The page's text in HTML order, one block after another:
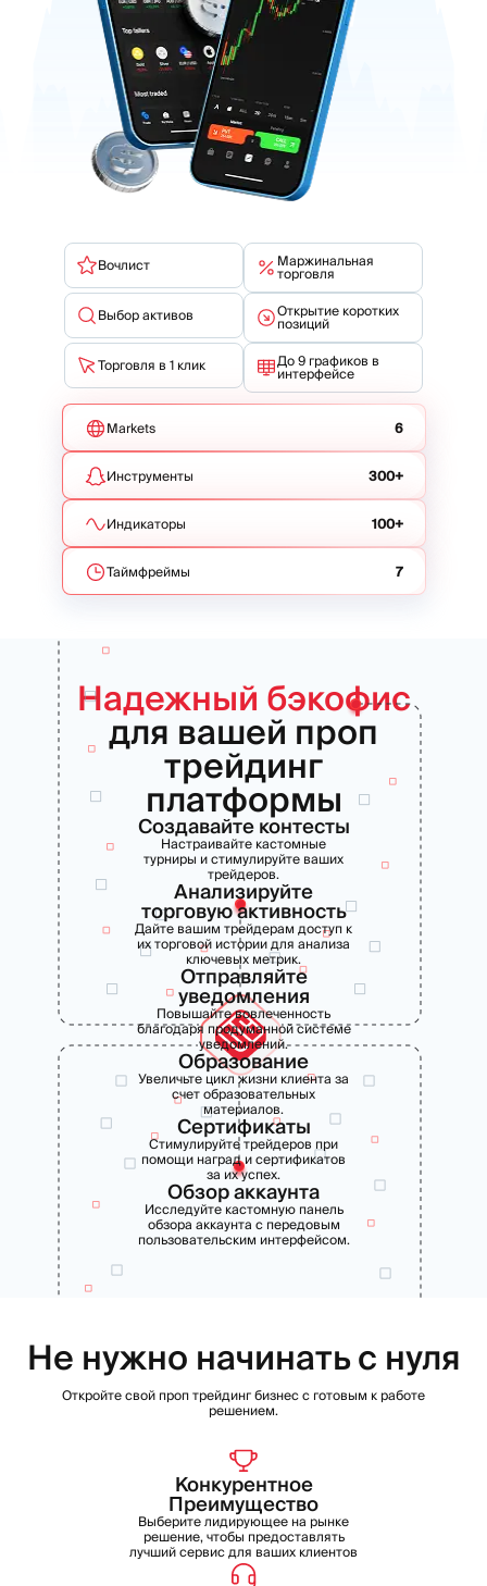
Вочлист
Маржинальная
торговля
Выбор активов
Открытие коротких
позиций
Торговля в 1 клик
До 9 графиков в
интерфейсе
Markets 6
Инструменты 300+
Индикаторы 100+
Таймфреймы 7
Надежный бэкофис
для вашей проп
трейдинг
платформы
Создавайте контесты
Настраивайте кастомные
турниры и стимулируйте ваших
трейдеров.
Анализируйте
торговую активность
Дайте вашим трейдерам доступ к
их торговой истории для анализа
ключевых метрик.
Отправляйте
уведомления
Повышайте вовлеченность
благодаря продуманной системе
уведомлений.
Образование
Увеличьте цикл жизни клиента за
счет образовательных
материалов.
Сертификаты
Стимулируйте трейдеров при
помощи наград и сертификатов
за их успех.
Обзор аккаунта
Исследуйте кастомную панель
обзора аккаунта с передовым
пользовательским интерфейсом.
Не нужно начинать с нуля
Откройте свой проп трейдинг бизнес с готовым к работе
решением.
Конкурентное
Преимущество
Выберите лидирующее на рынке
решение, чтобы предоставлять
лучший сервис для ваших клиентов